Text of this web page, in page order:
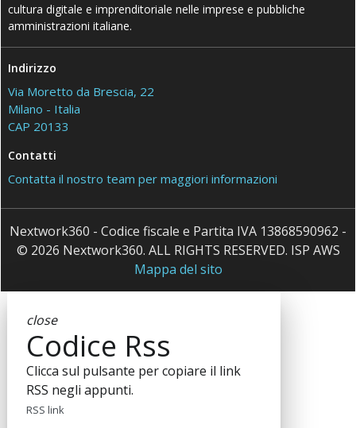
cultura digitale e imprenditoriale nelle imprese e pubbliche
amministrazioni italiane.
Indirizzo
Via Moretto da Brescia, 22
Milano - Italia
CAP 20133
Contatti
Contatta il nostro team per maggiori informazioni
Nextwork360 - Codice fiscale e Partita IVA 13868590962 -
© 2026 Nextwork360. ALL RIGHTS RESERVED. ISP AWS
Mappa del sito
close
Codice Rss
Clicca sul pulsante per copiare il link
RSS negli appunti.
RSS link